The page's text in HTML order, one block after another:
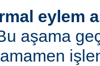
eylem
aşama